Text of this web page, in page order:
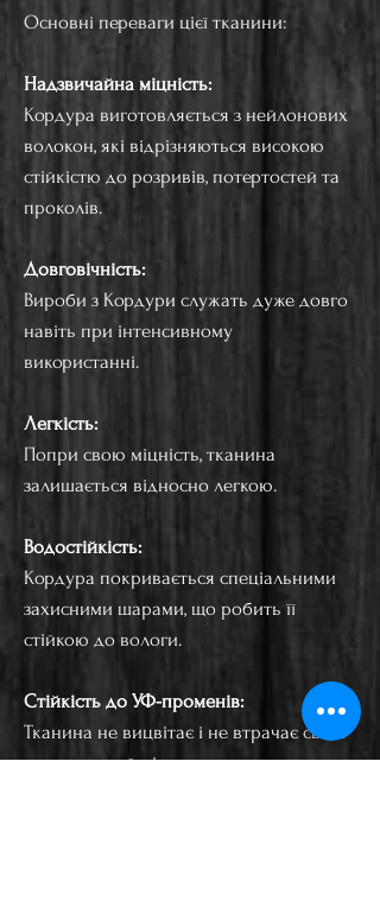
Основні переваги цієї тканини:
Надзвичайна міцність:
Кордура виготовляється з нейлонових
волокон, які відрізняються високою
стійкістю до розривів, потертостей та
проколів.
Довговічність:
Вироби з Кордури служать дуже довго
навіть при інтенсивному
використанні.
Легкість:
Попри свою міцність, тканина
залишається відносно легкою.
Водостійкість:
Кордура покривається спеціальними
захисними шарами, що робить її
стійкою до вологи.
Стійкість до УФ-променів:
Тканина не вицвітає і не втрачає своїх
властивостей під впливом сонячного